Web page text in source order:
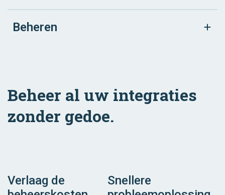
Beheren
Beheer al uw integraties
zonder gedoe.
Verlaag de
Snellere